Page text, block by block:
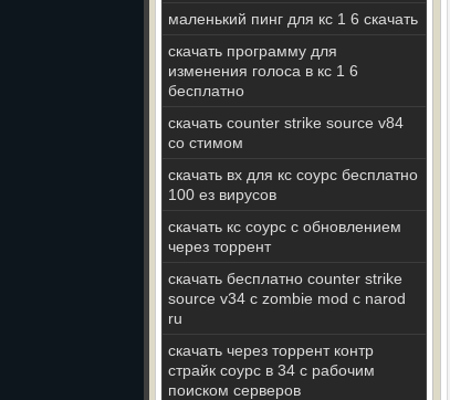
маленький пинг для кс 1 6 скачать
скачать программу для
изменения голоса в кс 1 6
бесплатно
скачать counter strike source v84
со стимом
скачать вх для кс соурс бесплатно
100 ез вирусов
скачать кс соурс с обновлением
через торрент
скачать бесплатно counter strike
source v34 с zombie mod с narod
ru
скачать через торрент контр
страйк соурс в 34 с рабочим
поиском серверов